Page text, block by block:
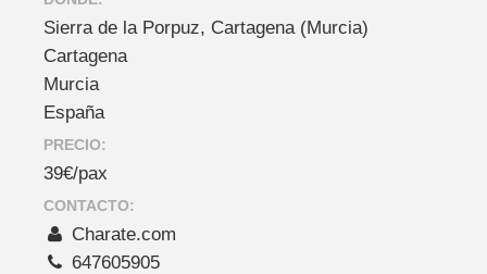
Sierra de la Porpuz, Cartagena (Murcia)
Cartagena
Murcia
España
PRECIO:
39€/pax
CONTACTO:
Charate.com
647605905